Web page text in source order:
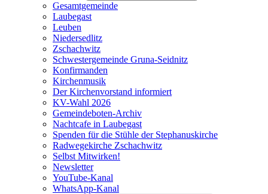
Gesamtgemeinde
Laubegast
Leuben
Niedersedlitz
Zschachwitz
Schwestergemeinde Gruna-Seidnitz
Konfirmanden
Kirchenmusik
Der Kirchenvorstand informiert
KV-Wahl 2026
Gemeindeboten-Archiv
Nachtcafe in Laubegast
Spenden für die Stühle der Stephanuskirche
Radwegekirche Zschachwitz
Selbst Mitwirken!
Newsletter
YouTube-Kanal
WhatsApp-Kanal